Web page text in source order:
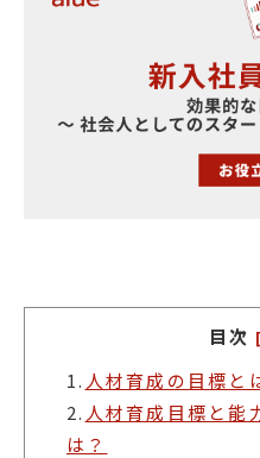
目次
1. 人材育成の目標と
2. 人材育成目標と能
は？